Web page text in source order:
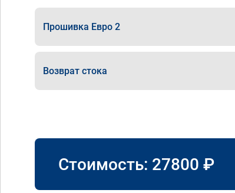
Прошивка Евро 2
Возврат стока
Стоимость: 27800 ₽